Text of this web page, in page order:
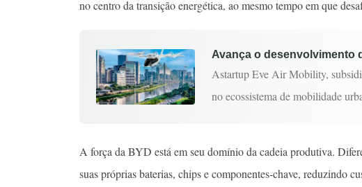
no centro da transição energética, ao mesmo tempo em que
Avança o desenvolvimento
Astartup Eve Air Mobility,
no ecossistema de mobilidade
A força da BYD está em seu domínio da cadeia produtiva.
suas próprias baterias, chips e componentes-chave, reduzindo